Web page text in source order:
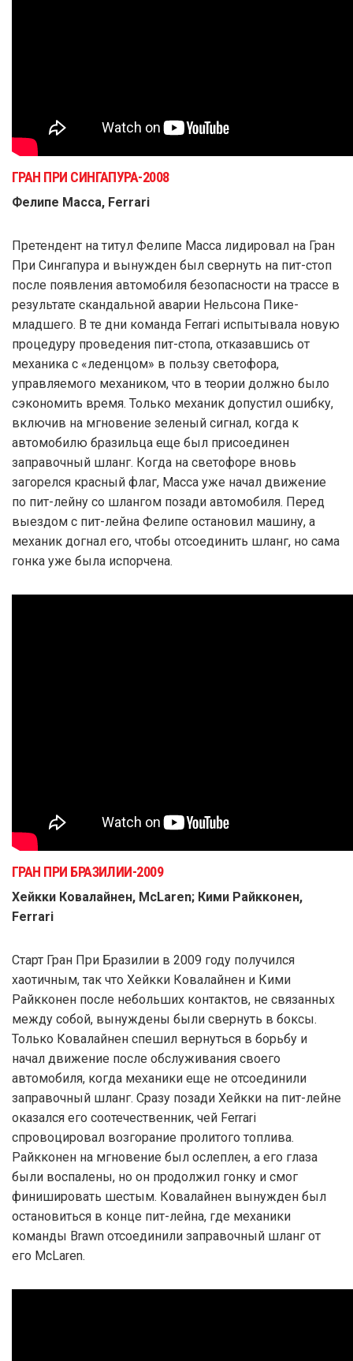
ГРАН ПРИ СИНГАПУРА-2008
Фелипе Масса, Ferrari
Претендент на титул Фелипе Масса лидировал на Гран
При Сингапура и вынужден был свернуть на пит-стоп
после появления автомобиля безопасности на трассе в
результате скандальной аварии Нельсона Пике-
младшего. В те дни команда Ferrari испытывала новую
процедуру проведения пит-стопа, отказавшись от
механика с «леденцом» в пользу светофора,
управляемого механиком, что в теории должно было
сэкономить время. Только механик допустил ошибку,
включив на мгновение зеленый сигнал, когда к
автомобилю бразильца еще был присоединен
заправочный шланг. Когда на светофоре вновь
загорелся красный флаг, Масса уже начал движение
по пит-лейну со шлангом позади автомобиля. Перед
выездом с пит-лейна Фелипе остановил машину, а
механик догнал его, чтобы отсоединить шланг, но сама
гонка уже была испорчена.
ГРАН ПРИ БРАЗИЛИИ-2009
Хейкки Ковалайнен, McLaren; Кими Райкконен,
Ferrari
Старт Гран При Бразилии в 2009 году получился
хаотичным, так что Хейкки Ковалайнен и Кими
Райкконен после небольших контактов, не связанных
между собой, вынуждены были свернуть в боксы.
Только Ковалайнен спешил вернуться в борьбу и
начал движение после обслуживания своего
автомобиля, когда механики еще не отсоединили
заправочный шланг. Сразу позади Хейкки на пит-лейне
оказался его соотечественник, чей Ferrari
спровоцировал возгорание пролитого топлива.
Райкконен на мгновение был ослеплен, а его глаза
были воспалены, но он продолжил гонку и смог
финишировать шестым. Ковалайнен вынужден был
остановиться в конце пит-лейна, где механики
команды Brawn отсоединили заправочный шланг от
его McLaren.